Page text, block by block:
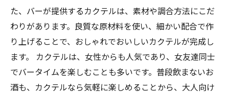
た、バーが提供するカクテルは、素材や調合方法にこだ
わりがあります。良質な原材料を使い、細かい配合で作
り上げることで、おしゃれでおいしいカクテルが完成し
ます。 カクテルは、女性からも人気であり、女友達同士
でバータイムを楽しむことも多いです。普段飲まないお
酒も、カクテルなら気軽に楽しめることから、大人向け